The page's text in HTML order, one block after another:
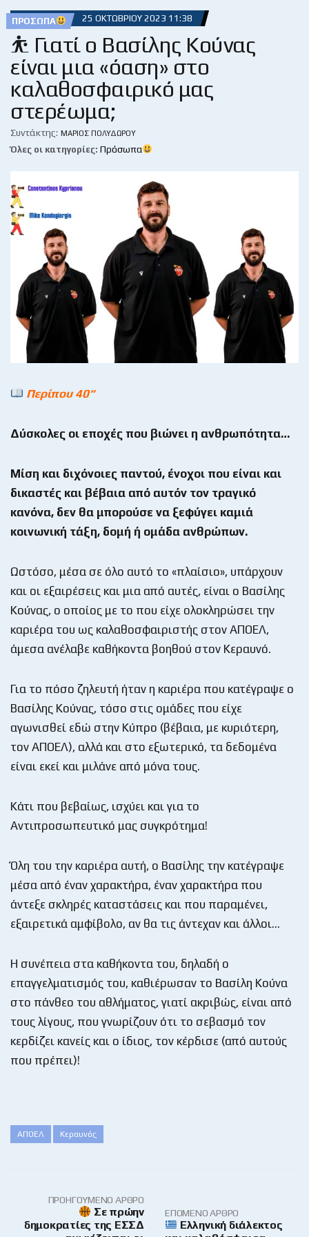
ΠΡΌΣΩΠΑ 25 ΟΚΤΩΒΡΊΟΥ 2023 11:38
⛹ Γιατί ο Βασίλης Κούνας
είναι μια «όαση» στο
καλαθοσφαιρικό μας
στερέωμα;
Συντάκτης: ΜΆΡΙΟΣ ΠΟΛΥΔΏΡΟΥ
Όλες οι κατηγορίες: Πρόσωπα
Περίπου 40“
Δύσκολες οι εποχές που βιώνει η ανθρωπότητα…
Μίση και διχόνοιες παντού, ένοχοι που είναι και
δικαστές και βέβαια από αυτόν τον τραγικό
κανόνα, δεν θα μπορούσε να ξεφύγει καμιά
κοινωνική τάξη, δομή ή ομάδα ανθρώπων.
Ωστόσο, μέσα σε όλο αυτό το «πλαίσιο», υπάρχουν
και οι εξαιρέσεις και μια από αυτές, είναι ο Βασίλης
Κούνας, ο οποίος με το που είχε ολοκληρώσει την
καριέρα του ως καλαθοσφαιριστής στον ΑΠΟΕΛ,
άμεσα ανέλαβε καθήκοντα βοηθού στον Κεραυνό.
Για το πόσο ζηλευτή ήταν η καριέρα που κατέγραψε ο
Βασίλης Κούνας, τόσο στις ομάδες που είχε
αγωνισθεί εδώ στην Κύπρο (βέβαια, με κυριότερη,
τον ΑΠΟΕΛ), αλλά και στο εξωτερικό, τα δεδομένα
είναι εκεί και μιλάνε από μόνα τους.
Κάτι που βεβαίως, ισχύει και για το
Αντιπροσωπευτικό μας συγκρότημα!
Όλη του την καριέρα αυτή, ο Βασίλης την κατέγραψε
μέσα από έναν χαρακτήρα, έναν χαρακτήρα που
άντεξε σκληρές καταστάσεις και που παραμένει,
εξαιρετικά αμφίβολο, αν θα τις άντεχαν και άλλοι…
Η συνέπεια στα καθήκοντα του, δηλαδή ο
επαγγελματισμός του, καθιέρωσαν το Βασίλη Κούνα
στο πάνθεο του αθλήματος, γιατί ακριβώς, είναι από
τους λίγους, που γνωρίζουν ότι το σεβασμό τον
κερδίζει κανείς και ο ίδιος, τον κέρδισε (από αυτούς
που πρέπει)!
ΑΠΟΕΛ Κεραυνός
ΠΡΟΗΓΟΎΜΕΝΟ ΆΡΘΡΟ
Σε πρώην
δημοκρατίες της ΕΣΣΔ
ΕΠΌΜΕΝΟ ΆΡΘΡΟ
Ελληνική διάλεκτος